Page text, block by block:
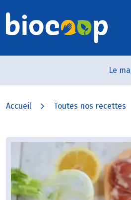
Le
Accueil Toutes nos recettes